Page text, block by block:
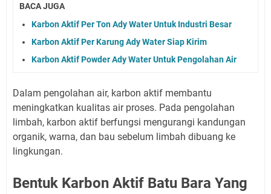
BACA JUGA
Karbon Aktif Per Ton Ady Water Untuk Industri Besar
Karbon Aktif Per Karung Ady Water Siap Kirim
Karbon Aktif Powder Ady Water Untuk Pengolahan Air
Dalam pengolahan air, karbon aktif membantu
meningkatkan kualitas air proses. Pada pengolahan
limbah, karbon aktif berfungsi mengurangi kandungan
organik, warna, dan bau sebelum limbah dibuang ke
lingkungan.
Bentuk Karbon Aktif Batu Bara Yang